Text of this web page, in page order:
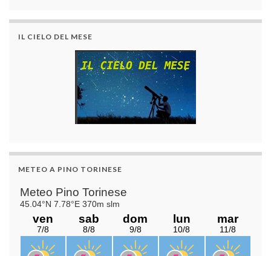
IL CIELO DEL MESE
METEO A PINO TORINESE